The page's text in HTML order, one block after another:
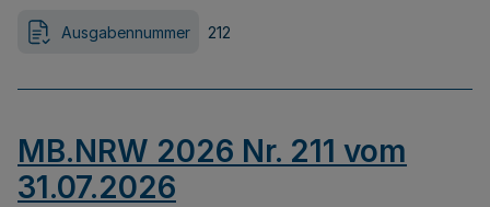
Ausgabennummer 212
MB.NRW 2026 Nr. 211 vom
31.07.2026